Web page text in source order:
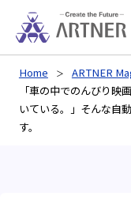
Home ARTNER
「車の中でのんびり映
いている。」そんな自
す。